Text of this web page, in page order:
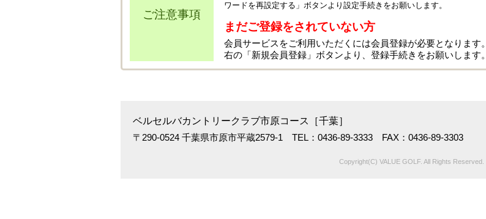
ご注意事項
ワードを再設定する」ボタンより設定手続きをお願いします。
まだご登録をされていない方
会員サービスをご利用いただくには会員登録が必要となります。
右の「新規会員登録」ボタンより、登録手続きをお願いします。
ベルセルバカントリークラブ市原コース［千葉］
〒290-0524 千葉県市原市平蔵2579-1 TEL：0436-89-3333 FAX：0436-89-3303
Copyright(C) VALUE GOLF. All Rights Reserved.